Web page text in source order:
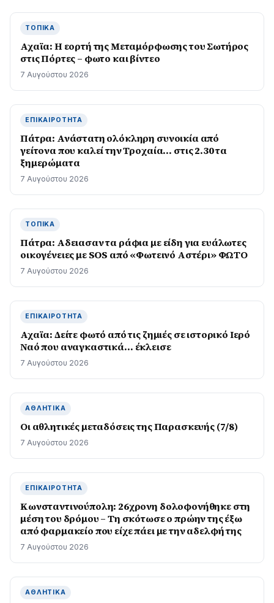
ΤΟΠΙΚΆ
Αχαϊα: Η εορτή της Μεταμόρφωσης του Σωτήρος
στις Πόρτες – φωτο και βίντεο
7 Αυγούστου 2026
ΕΠΙΚΑΙΡΌΤΗΤΑ
Πάτρα: Ανάστατη ολόκληρη συνοικία από
γείτονα που καλεί την Τροχαία… στις 2.30 τα
ξημερώματα
7 Αυγούστου 2026
ΤΟΠΙΚΆ
Πάτρα: Αδειασαν τα ράφια με είδη για ευάλωτες
οικογένειες με SOS από «Φωτεινό Αστέρι» ΦΩΤΟ
7 Αυγούστου 2026
ΕΠΙΚΑΙΡΌΤΗΤΑ
Αχαϊα: Δείτε φωτό από τις ζημιές σε ιστορικό Ιερό
Ναό που αναγκαστικά… έκλεισε
7 Αυγούστου 2026
ΑΘΛΗΤΙΚΆ
Οι αθλητικές μεταδόσεις της Παρασκευής (7/8)
7 Αυγούστου 2026
ΕΠΙΚΑΙΡΌΤΗΤΑ
Κωνσταντινούπολη: 26χρονη δολοφονήθηκε στη
μέση του δρόμου – Τη σκότωσε ο πρώην της έξω
από φαρμακείο που είχε πάει με την αδελφή της
7 Αυγούστου 2026
ΑΘΛΗΤΙΚΆ